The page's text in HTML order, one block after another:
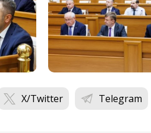
X/Twitter Telegram